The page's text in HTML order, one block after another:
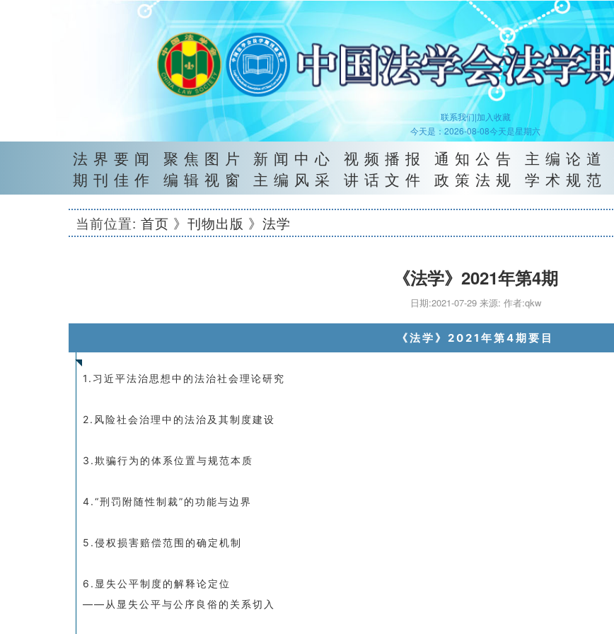
联系我们|加入收藏
今天是：2026-08-08今天是星期六
法界要闻 聚焦图片 新闻中心 视频播报 通知公告 主编论道
期刊佳作
编辑视窗 主编风采 讲话文件 政策法规 学术规范
当前位置: 首页 》刊物出版 》法学
《法学》2021年第4期
日期:2021-07-29 来源: 作者:qkw
《法学》2021年第4期要目
1.习近平法治思想中的法治社会理论研究
2.风险社会治理中的法治及其制度建设
3.欺骗行为的体系位置与规范本质
4.“刑罚附随性制裁”的功能与边界
5.侵权损害赔偿范围的确定机制
6.显失公平制度的解释论定位
——从显失公平与公序良俗的关系切入